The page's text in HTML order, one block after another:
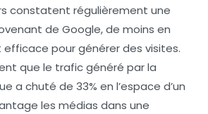
constatent régulièrement une
de Google, de moins en
pour générer des visites.
que le trafic généré par la
a chuté de 33% en l’espace d’un
les médias dans une